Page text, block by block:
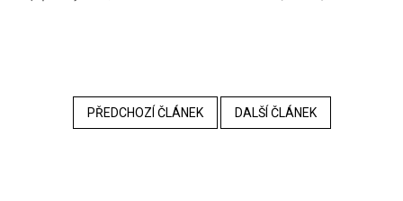
PŘEDCHOZÍ ČLÁNEK DALŠÍ ČLÁNEK